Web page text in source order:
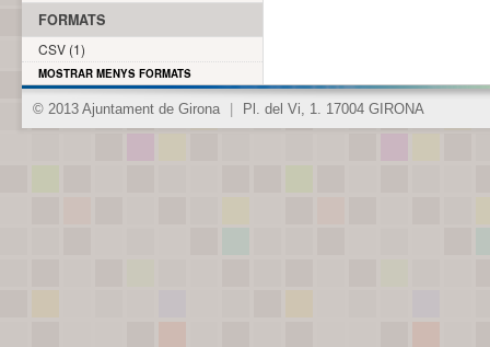
FORMATS
CSV (1)
MOSTRAR MENYS FORMATS
© 2013 Ajuntament de Girona Pl. del Vi, 1. 17004 GIRONA